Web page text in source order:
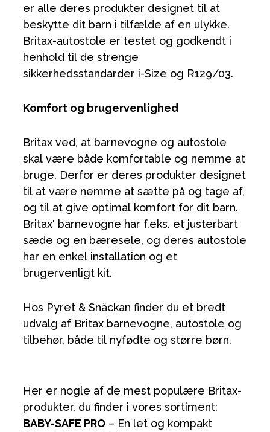
er alle deres produkter designet til at
beskytte dit barn i tilfælde af en ulykke.
Britax-autostole er testet og godkendt i
henhold til de strenge
sikkerhedsstandarder i-Size og R129/03.
Komfort og brugervenlighed
Britax ved, at barnevogne og autostole
skal være både komfortable og nemme at
bruge. Derfor er deres produkter designet
til at være nemme at sætte på og tage af,
og til at give optimal komfort for dit barn.
Britax' barnevogne har f.eks. et justerbart
sæde og en bæresele, og deres autostole
har en enkel installation og et
brugervenligt kit.
Hos Pyret & Snäckan finder du et bredt
udvalg af Britax barnevogne, autostole og
tilbehør, både til nyfødte og større børn.
Her er nogle af de mest populære Britax-
produkter, du finder i vores sortiment:
BABY-SAFE PRO – En let og kompakt